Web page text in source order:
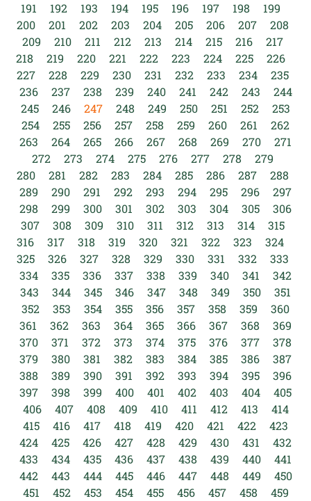
191
192 193 194 195 196 197 198
199
200
201 202 203 204 205 206 207
208
209
210 211 212 213 214 215 216
217
218
219 220 221 222 223 224 225
226
227
228 229 230 231 232 233 234
235
236
237 238 239 240 241 242 243
244
245
246 247 248 249 250 251 252
253
254
255 256 257 258 259 260 261
262
263
264 265 266 267 268 269 270
271
272
273 274 275 276 277 278
279
280
281 282 283 284 285 286 287
288
289
290 291 292 293 294 295 296
297
298
299 300 301 302 303 304 305
306
307
308 309 310 311 312 313 314
315
316
317 318 319 320 321 322 323
324
325
326 327 328 329 330 331 332
333
334
335 336 337 338 339 340 341
342
343
344 345 346 347 348 349 350
351
352
353 354 355 356 357 358 359
360
361
362 363 364 365 366 367 368
369
370
371 372 373 374 375 376 377
378
379
380 381 382 383 384 385 386
387
388
389 390 391 392 393 394 395
396
397
398 399 400 401 402 403 404
405
406
407 408 409 410 411 412 413
414
415
416 417 418 419 420 421 422
423
424
425 426 427 428 429 430 431
432
433
434 435 436 437 438 439 440
441
442
443 444 445 446 447 448 449
450
451
452 453 454 455 456 457 458
459